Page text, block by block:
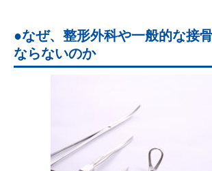
なぜ、整形外科や一般的な接
ならないのか